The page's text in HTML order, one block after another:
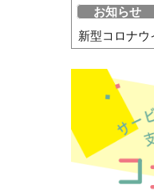
お知らせ
新型コロナウ